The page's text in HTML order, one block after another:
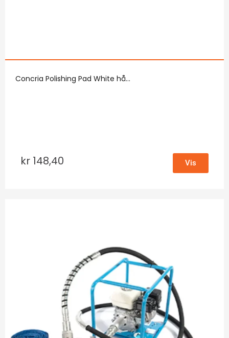
Concria Polishing Pad White hå...
kr 148,40 Vis